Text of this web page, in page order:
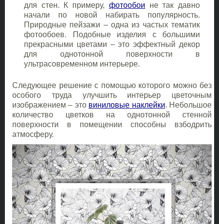
для стен. К примеру, фотообои не так давно
начали по новой набирать популярность.
Природные пейзажи – одна из частых тематик
фотообоев. Подобные изделия с большими
прекрасными цветами – это эффектный декор
для однотонной поверхности в
ультрасовременном интерьере.
Следующее решение с помощью которого можно без
особого труда улучшить интерьер цветочным
изображением – это виниловые наклейки. Небольшое
количество цветков на однотонной стенной
поверхности в помещении способны взбодрить
атмосферу.